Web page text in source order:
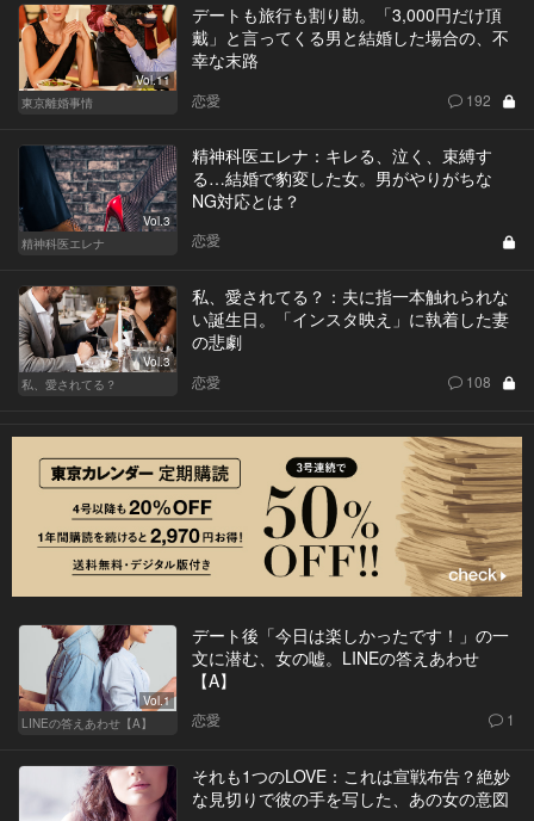
Vol.11
東京離婚事情
デートも旅行も割り勘。「3,000円だけ頂
戴」と言ってくる男と結婚した場合の、不
幸な末路
恋愛 192
Vol.3
精神科医エレナ
精神科医エレナ：キレる、泣く、束縛す
る…結婚で豹変した女。男がやりがちな
NG対応とは？
恋愛
Vol.3
私、愛されてる？
私、愛されてる？：夫に指一本触れられな
い誕生日。「インスタ映え」に執着した妻
の悲劇
恋愛 108
Vol.1
LINEの答えあわせ【A】
デート後「今日は楽しかったです！」の一
文に潜む、女の嘘。LINEの答えあわせ
【A】
恋愛 1
それも1つのLOVE：これは宣戦布告？絶妙
な見切りで彼の手を写した、あの女の意図